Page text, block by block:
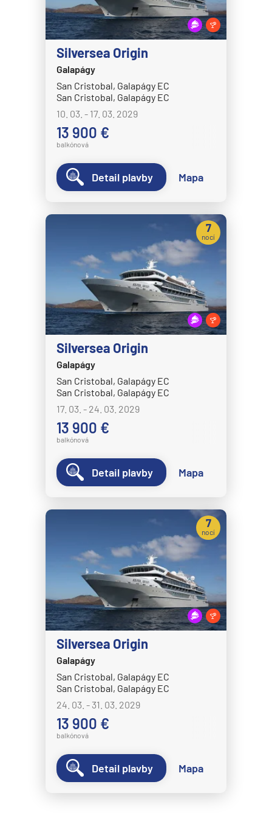
MSC Fantasia
MSC Grandiosa
MSC Lirica
MSC Magnifica
MSC Meraviglia
MSC Opera
MSC Orchestra
MSC Poesia
MSC Seaside
MSC Seaview
MSC Sinfonia
MSC Splendida
MSC Virtuosa
MSC World America
MSC World Asia
MSC World Atlantic
MSC World Europa
Norwegian Aqua
Norwegian Aura
Norwegian Breakaway
Norwegian Dawn
Norwegian Encore
Norwegian Epic
Norwegian Escape
Norwegian Gem
Norwegian Getaway
Norwegian Jade
Norwegian Jewel
Norwegian Joy
Norwegian Pearl
Norwegian Prima
Silversea Origin
Galapágy
San Cristobal, Galapágy EC
San Cristobal, Galapágy EC
10. 03. - 17. 03. 2029
13 900 €
balkónová
Detail plavby Mapa
Silversea Origin
Galapágy
San Cristobal, Galapágy EC
San Cristobal, Galapágy EC
17. 03. - 24. 03. 2029
13 900 €
balkónová
7
nocí
Detail plavby Mapa
Silversea Origin
Galapágy
San Cristobal, Galapágy EC
San Cristobal, Galapágy EC
24. 03. - 31. 03. 2029
13 900 €
balkónová
7
nocí
Detail plavby Mapa